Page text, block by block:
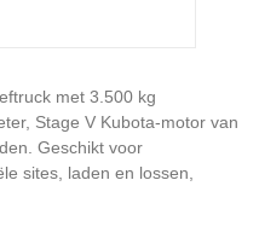
met 3.500 kg
Stage V Kubota-motor van
Geschikt voor
sites, laden en lossen,